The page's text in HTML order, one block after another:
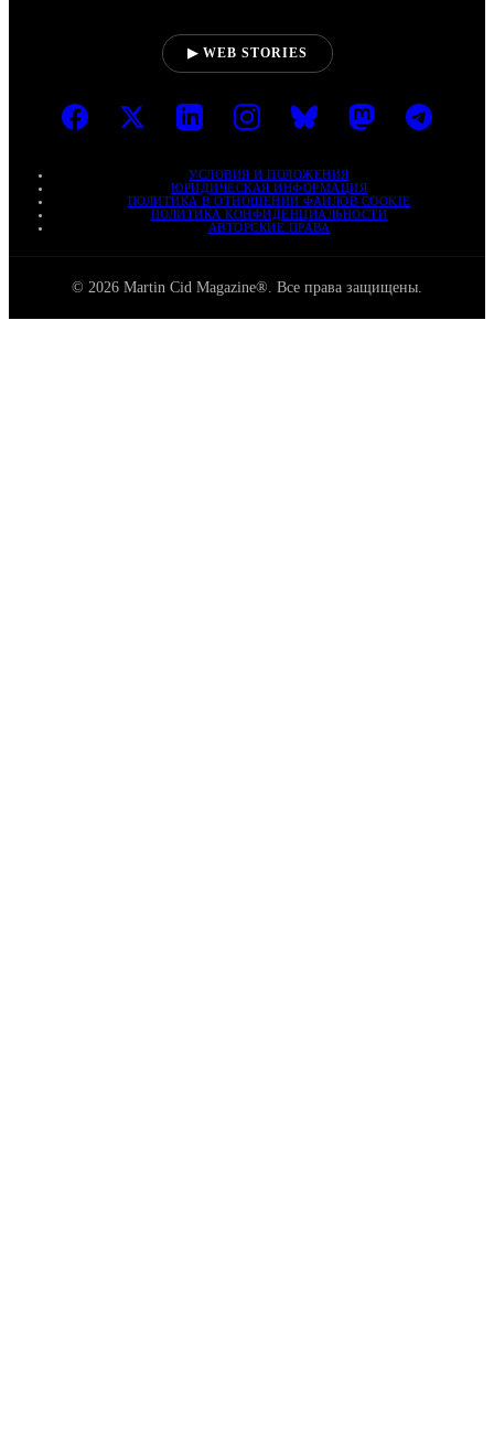
▶ WEB STORIES
УСЛОВИЯ И ПОЛОЖЕНИЯ
ЮРИДИЧЕСКАЯ ИНФОРМАЦИЯ
ПОЛИТИКА В ОТНОШЕНИИ ФАЙЛОВ COOKIE
ПОЛИТИКА КОНФИДЕНЦИАЛЬНОСТИ
АВТОРСКИЕ ПРАВА
© 2026 Martin Cid Magazine®. Все права защищены.